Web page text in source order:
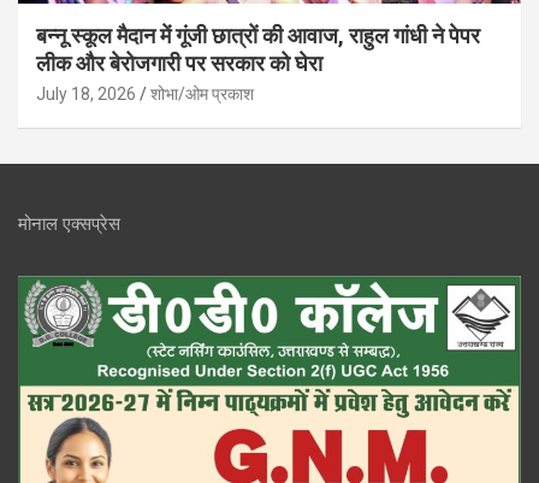
बन्नू स्कूल मैदान में गूंजी छात्रों की आवाज, राहुल गांधी ने पेपर
लीक और बेरोजगारी पर सरकार को घेरा
July 18, 2026 शोभा/ओम प्रकाश
मोनाल एक्सप्रेस